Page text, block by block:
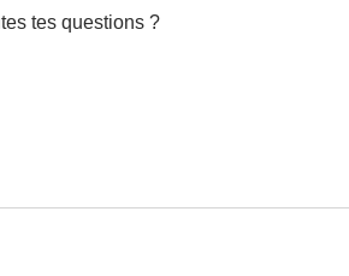
tes questions ?